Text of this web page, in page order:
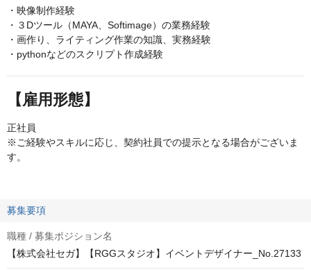
・映像制作経験
・３Dツール（MAYA、Softimage）の業務経験
・画作り、ライティング作業の知識、実務経験
・pythonなどのスクリプト作成経験
【雇用形態】
正社員
※ご経験やスキルに応じ、契約社員での提示となる場合がございま
す。
募集要項
職種 / 募集ポジション名
【株式会社セガ】【RGGスタジオ】イベントデザイナー_No.27133